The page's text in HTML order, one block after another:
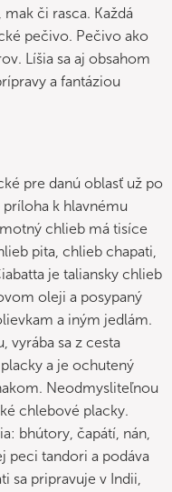
či rasca. Každá
pečivo. Pečivo ako
Líšia sa aj obsahom
a fantáziou
pre danú oblasť už po
k hlavnému
chlieb má tisíce
pita, chlieb chapati,
je taliansky chlieb
oleji a posypaný
a iným jedlám.
vyrába sa z cesta
a je ochutený
Neodmysliteľnou
chlebové placky.
bhútory, čapátí, nán,
peci tandori a podáva
sa pripravuje v Indii,